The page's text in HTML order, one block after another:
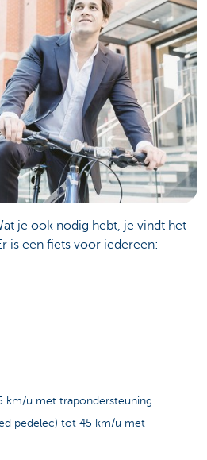
je ook nodig hebt, je vindt het
is een fiets voor iedereen:
km/u met trapondersteuning
pedelec) tot 45 km/u met